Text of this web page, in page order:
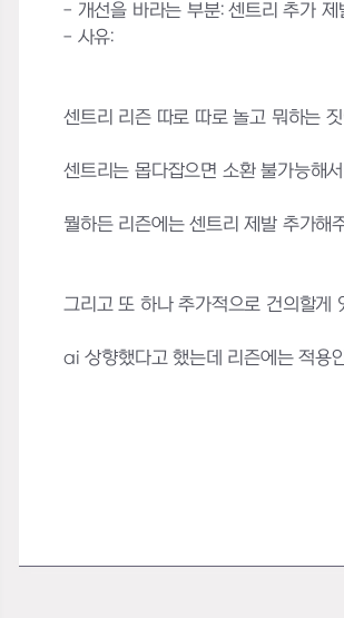
- 개선을 바라는 부분: 센트리 추가 제
- 사유:
센트리 리즌 따로 따로 놀고 뭐하는
센트리는 몹다잡으면 소환 불가능해
뭘하든 리즌에는 센트리 제발 추가해
그리고 또 하나 추가적으로 건의할게
ai 상향했다고 했는데 리즌에는 적용